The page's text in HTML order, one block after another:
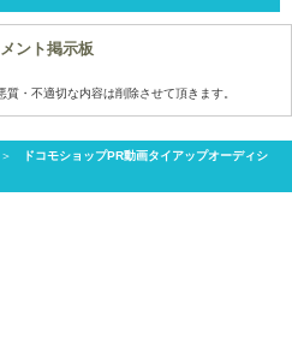
ント掲示板
・不適切な内容は削除させて頂きます。
ドコモショップPR動画タイアップオーディシ